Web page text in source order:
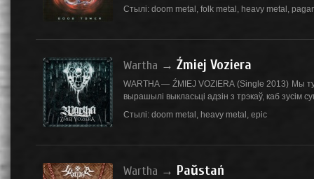
Стылі: doom metal , folk metal , heavy metal ,
Wartha → Źmiej Voziera
WARTHA — ŹMIEJ VOZIERA (Single 2013) Мы
вырашылі выкласьці адзін з трэкаў, каб зусім
Стылі: doom metal , heavy metal , epic
Wartha → Paŭstań